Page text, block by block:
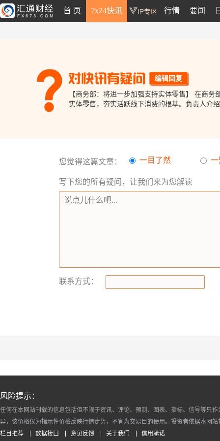
首 页 7x24快讯 行情 要闻
【商务部：将进一步加强支持实体零售】 在商
实体零售，夯实活跃线下消费的根基。负责人介
编辑回复
您觉得这篇文章： 一目了然 一
写下您的所有疑问，让我们来为您解读
联系方式：
风险提示：
任何在本网站刊载的信息包括但不限于资讯、评论、预测、图表、指标、信号等只
异，该价格仅为指示性价格反映行情走势，不宜为交易目的使用。投资者依据本网
栏目推荐
数据接口 意见反馈 关于我们 信用承诺